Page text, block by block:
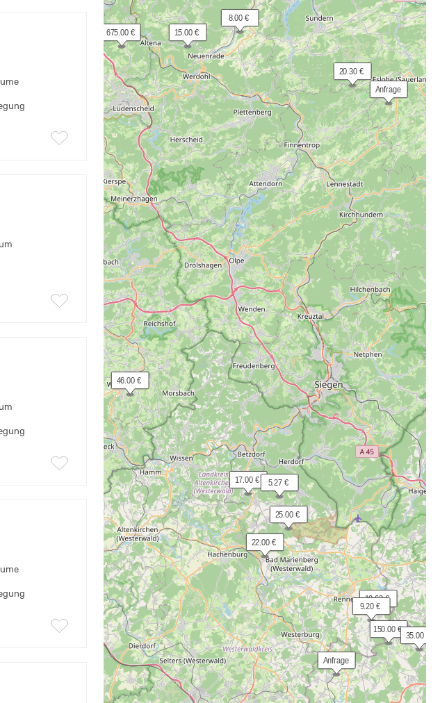
25.00 €
22.00 €
10.62 €
Anfrage
  9.20 €
15.00 €
17.00 €
Anfrage
46.00 €
  5.27 €
150.00 €
  8.00 €
35.00 €
20.30 €
675.00 €